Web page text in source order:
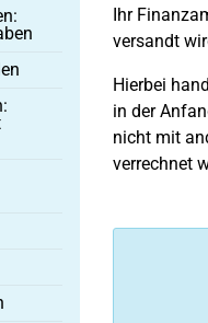
Ihr
versandt
Hierbei
in der
nicht mit
verrechnet